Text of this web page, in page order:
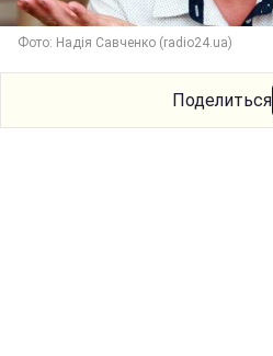
Фото: Надія Савченко (radio24.ua)
Поделиться